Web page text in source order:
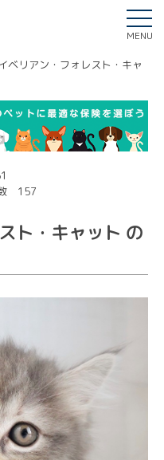
MENU
ベリアン・フォレスト・キャ
157
ト・キャット の